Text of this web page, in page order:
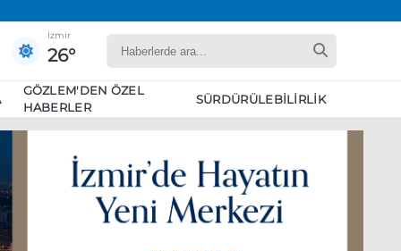
İzmir
26°
GÖZLEM'DEN ÖZEL
HABERLER
SÜRDÜRÜLEBILIRLIK